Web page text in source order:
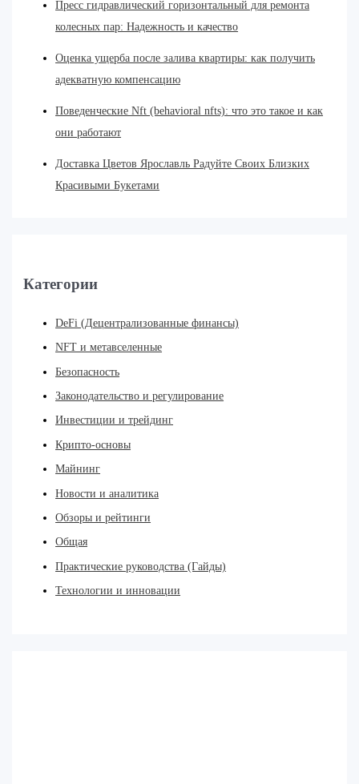
Пресс гидравлический горизонтальный для ремонта
колесных пар: Надежность и качество
Оценка ущерба после залива квартиры: как получить
адекватную компенсацию
Поведенческие Nft (behavioral nfts): что это такое и как
они работают
Доставка Цветов Ярославль Радуйте Своих Близких
Красивыми Букетами
Категории
DeFi (Децентрализованные финансы)
NFT и метавселенные
Безопасность
Законодательство и регулирование
Инвестиции и трейдинг
Крипто-основы
Майнинг
Новости и аналитика
Обзоры и рейтинги
Общая
Практические руководства (Гайды)
Технологии и инновации